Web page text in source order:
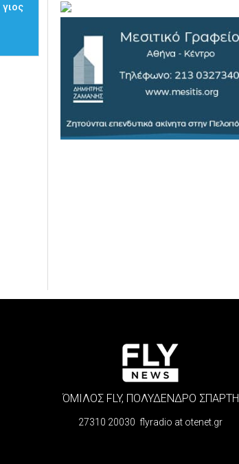
ΌΜΙΛΟΣ FLY, ΠΟΛΥΔΕΝΔΡΟ ΣΠΑΡΤΗ
27310 20030 flyradio at otenet.gr